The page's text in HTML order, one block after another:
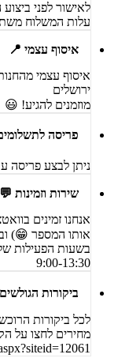
לאישור לפני
עלות המשלוח
איסוף עצמי 📍
ירושלים
מוזמנים להגיע! 😃
פריסה
ניתן לבצע פריסה עד 10 תשלומים ללא
שירות וזמינות
אותו המספר 😁)
9:00-13:30
ביקורות
לכל ביקורות
מחירים לחצו על